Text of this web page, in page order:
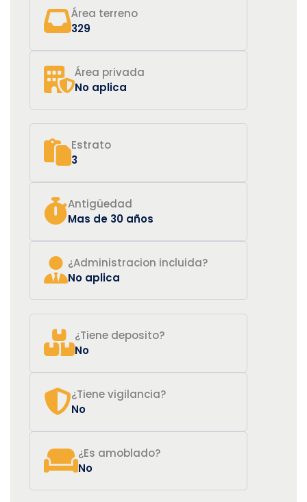
Área terreno
329
Área privada
No aplica
Estrato
3
Antigüedad
Mas de 30 años
¿Administracion incluida?
No aplica
¿Tiene deposito?
No
¿Tiene vigilancia?
No
¿Es amoblado?
No